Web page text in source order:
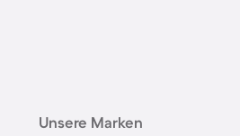
Unsere Marken